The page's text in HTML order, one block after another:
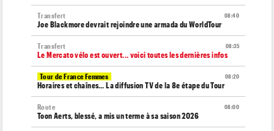
08:40
Transfert
Joe Blackmore devrait rejoindre une armada du WorldTour
08:35
Transfert
Le Mercato vélo est ouvert... voici toutes les dernières infos
08:20
Tour de France Femmes
Horaires et chaînes… La diffusion TV de la 8e étape du Tour
08:00
Route
Toon Aerts, blessé, a mis un terme à sa saison 2026